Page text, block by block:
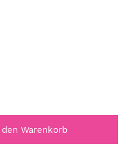
den Warenkorb